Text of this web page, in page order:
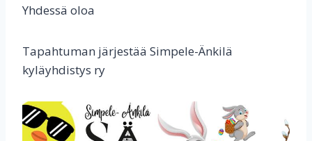
Yhdessä oloa
Tapahtuman järjestää Simpele-Änkilä
kyläyhdistys ry